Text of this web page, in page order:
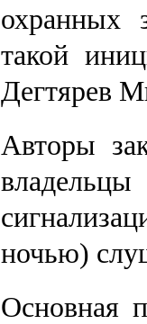
охранных
такой
Дегтярев
Авторы
ночью)
Основная